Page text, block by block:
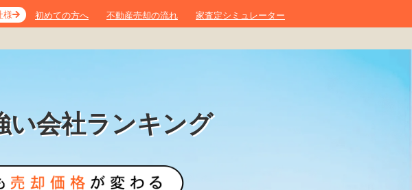
様 初めての方へ 不動産売却の流れ 家査定シミュレーター
い会社ランキング